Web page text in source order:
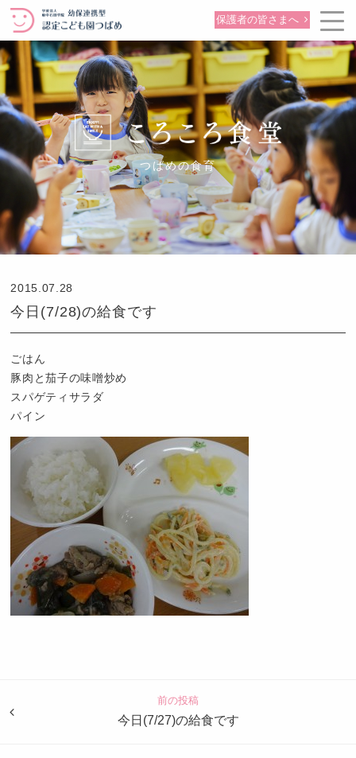
保護者の皆さまへ
つばめの食育
2015.07.28
今日(7/28)の給食です
ごはん
豚肉と茄子の味噌炒め
スパゲティサラダ
パイン
も
前の投稿
今日(7/27)の給食です